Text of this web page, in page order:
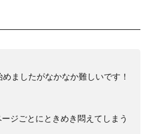
ましたがなかなか難しいです！
ジごとにときめき悶えてしまう